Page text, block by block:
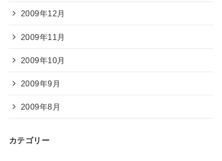
2009年12月
2009年11月
2009年10月
2009年9月
2009年8月
カテゴリー